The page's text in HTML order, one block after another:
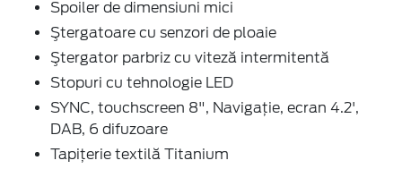
Spoiler de dimensiuni mici
Ştergatoare cu senzori de ploaie
Ştergator parbriz cu viteză intermitentă
Stopuri cu tehnologie LED
SYNC, touchscreen 8", Navigaţie, ecran 4.2',
DAB, 6 difuzoare
Tapiţerie textilă Titanium